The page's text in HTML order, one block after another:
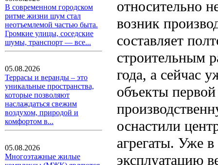
В современном городском
ритме жизни шум стал
неотъемлемой частью быта.
Громкие улицы, соседские
шумы, транспорт — все...
05.08.2026
Террасы и веранды – это
уникальные пространства,
которые позволяют
наслаждаться свежим
воздухом, природой и
комфортом в...
05.08.2026
Многоэтажные жилые
относительно
возник
составляет
строительным
года, а сейчас
объекты
оснастили
агрегаты. Уже
эксплуатацию